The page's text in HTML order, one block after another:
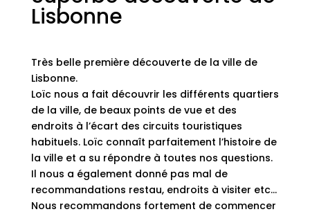
Lisbonne
Très belle première découverte de la ville de
Lisbonne.
Loïc nous a fait découvrir les différents quartiers
de la ville, de beaux points de vue et des
endroits à l’écart des circuits touristiques
habituels. Loïc connaît parfaitement l’histoire de
la ville et a su répondre à toutes nos questions.
Il nous a également donné pas mal de
recommandations restau, endroits à visiter etc…
Nous recommandons fortement de commencer